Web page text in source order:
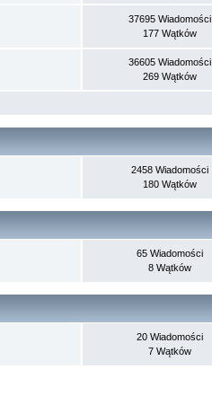
37695 Wiadomości
177 Wątków
36605 Wiadomości
269 Wątków
2458 Wiadomości
180 Wątków
65 Wiadomości
8 Wątków
20 Wiadomości
7 Wątków